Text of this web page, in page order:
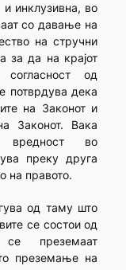
и инклузивна, во
со давање на
на стручни
за да на крајот
од
потврдува дека
на Законот и
Законот. Вака
вредност во
преку друга
на правото.
од таму што
се состои од
преземаат
преземање на